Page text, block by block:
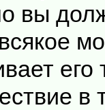
вы
в